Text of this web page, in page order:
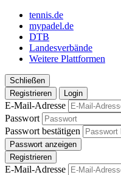
tennis.de
mypadel.de
DTB
Landesverbände
Weitere Plattformen
Schließen
Registrieren
Login
E-Mail-Adresse
Passwort
Passwort bestätigen
Passwort anzeigen
Registrieren
E-Mail-Adresse